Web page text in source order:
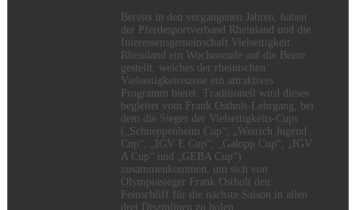
Bereits in den vergangenen Jahren, haben
der Pferdesportverband Rheinland und die
Interessensgemeinschaft Vielseitigkeit
Rheinland ein Wochenende auf die Beine
gestellt, welches der rheinischen
Vielseitigkeitsszene ein attraktives
Programm bietet. Traditionell wird dieses
begleitet vom Frank Ostholt-Lehrgang, bei
dem die Sieger der Vielseitigkeits-Cups
(„Schneppenheim Cup“, „Weirich Jugend
Cup“, „IGV E Cup“, „Galopp Cup“, „IGV
A Cup“ und „GEBA Cup“)
zusammenkommen, um sich von
Olympiasieger Frank Ostholt den
Feinschliff für die nächste Saison in allen
drei Disziplinen zu holen.